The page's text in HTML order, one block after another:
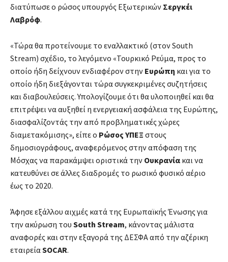
διατύπωσε ο ρώσος υπουργός Εξωτερικών Σεργκέι
Λαβρόφ.
«Τώρα θα προτείνουμε το εναλλακτικό (στον South
Stream) σχέδιο, το λεγόμενο «Τουρκικό Ρεύμα, προς το
οποίο ήδη δείχνουν ενδιαφέρον στην Ευρώπη και για το
οποίο ήδη διεξάγονται τώρα συγκεκριμένες συζητήσεις
και διαβουλεύσεις. Υπολογίζουμε ότι θα υλοποιηθεί και θα
επιτρέψει να αυξηθεί η ενεργειακή ασφάλεια της Ευρώπης,
διασφαλίζοντάς την από προβληματικές χώρες
διαμετακόμισης», είπε ο Ρώσος ΥΠΕΞ στους
δημοσιογράφους, αναφερόμενος στην απόφαση της
Μόσχας να παρακάμψει οριστικά την Ουκρανία και να
κατευθύνει σε άλλες διαδρομές το ρωσικό φυσικό αέριο
έως το 2020.
Άφησε εξάλλου αιχμές κατά της Ευρωπαϊκής Ένωσης για
την ακύρωση του South Stream, κάνοντας μάλιστα
αναφορές και στην εξαγορά της ΔΕΣΦΑ από την αζέρικη
εταιρείαSOCAR.